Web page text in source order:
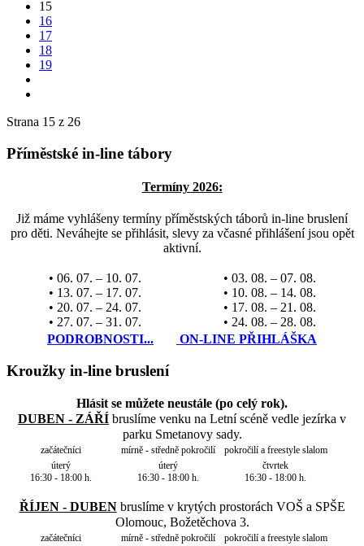
15
16
17
18
19
Strana 15 z 26
Příměstské in-line tábory
Termíny 2026:
Již máme vyhlášeny termíny příměstských táborů in-line bruslení
pro děti. Neváhejte se přihlásit, slevy za včasné přihlášení jsou opět
aktivní.
• 06. 07. – 10. 07.
• 13. 07. – 17. 07.
• 20. 07. – 24. 07.
• 27. 07. – 31. 07.
• 03. 08. – 07. 08.
• 10. 08. – 14. 08.
• 17. 08. – 21. 08.
• 24. 08. – 28. 08.
PODROBNOSTI...
ON-LINE PŘIHLÁŠKA
Kroužky in-line bruslení
Hlásit se můžete neustále (po celý rok).
DUBEN - ZÁŘÍ bruslíme venku na Letní scéně vedle jezírka v
parku Smetanovy sady.
začátečníci mírně - středně pokročilí
pokročilí a freestyle slalom
úterý
16:30 - 18:00 h.
úterý
16:30 - 18:00 h.
čtvrtek
16:30 - 18:00 h.
ŘÍJEN - DUBENbruslíme v krytých prostorách VOŠ a SPŠE
Olomouc, Božetěchova 3.
začátečníci mírně - středně pokročilí
pokročilí a freestyle slalom